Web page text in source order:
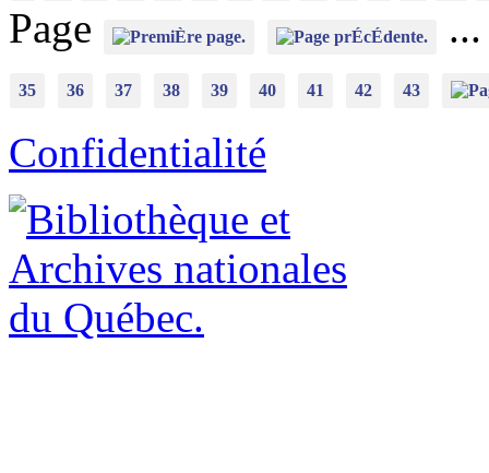
Page
35 36 37 38 39 40 41 42 43
Confidentialité